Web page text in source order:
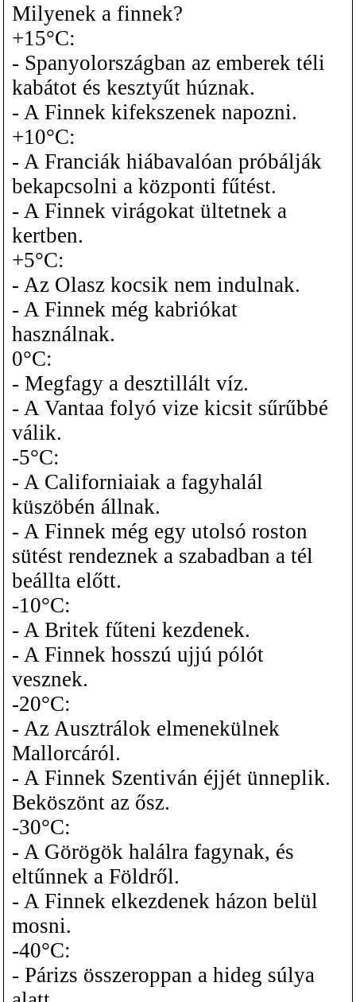
Milyenek a finnek?
+15°C:
- Spanyolországban az emberek téli
kabátot és kesztyűt húznak.
- A Finnek kifekszenek napozni.
+10°C:
- A Franciák hiábavalóan próbálják
bekapcsolni a központi fűtést.
- A Finnek virágokat ültetnek a
kertben.
+5°C:
- Az Olasz kocsik nem indulnak.
- A Finnek még kabriókat
használnak.
0°C:
- Megfagy a desztillált víz.
- A Vantaa folyó vize kicsit sűrűbbé
válik.
-5°C:
- A Californiaiak a fagyhalál
küszöbén állnak.
- A Finnek még egy utolsó roston
sütést rendeznek a szabadban a tél
beállta előtt.
-10°C:
- A Britek fűteni kezdenek.
- A Finnek hosszú ujjú pólót
vesznek.
-20°C:
- Az Ausztrálok elmenekülnek
Mallorcáról.
- A Finnek Szentiván éjjét ünneplik.
Beköszönt az ősz.
-30°C:
- A Görögök halálra fagynak, és
eltűnnek a Földről.
- A Finnek elkezdenek házon belül
mosni.
-40°C:
- Párizs összeroppan a hideg súlya